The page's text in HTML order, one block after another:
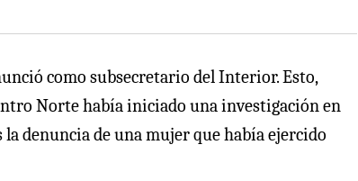
como subsecretario del Interior. Esto,
Norte había iniciado una investigación en
denuncia de una mujer que había ejercido